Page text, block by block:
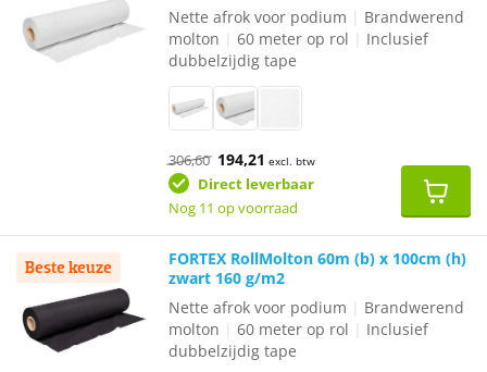
Nette afrok voor podium
Brandwerend
molton |60 meter op rol
Inclusief
dubbelzijdig tape
306,60 Oorspronkelijke
prijs
was:
194,21 Huidige
prijs
is:
excl. btw
Direct leverbaar
Nog 11 op voorraad
Beste keuze
FORTEX RollMolton 60m (b) x 100cm (h)
zwart 160 g/m2
Nette afrok voor podium
Brandwerend
molton |60 meter op rol
Inclusief
dubbelzijdig tape